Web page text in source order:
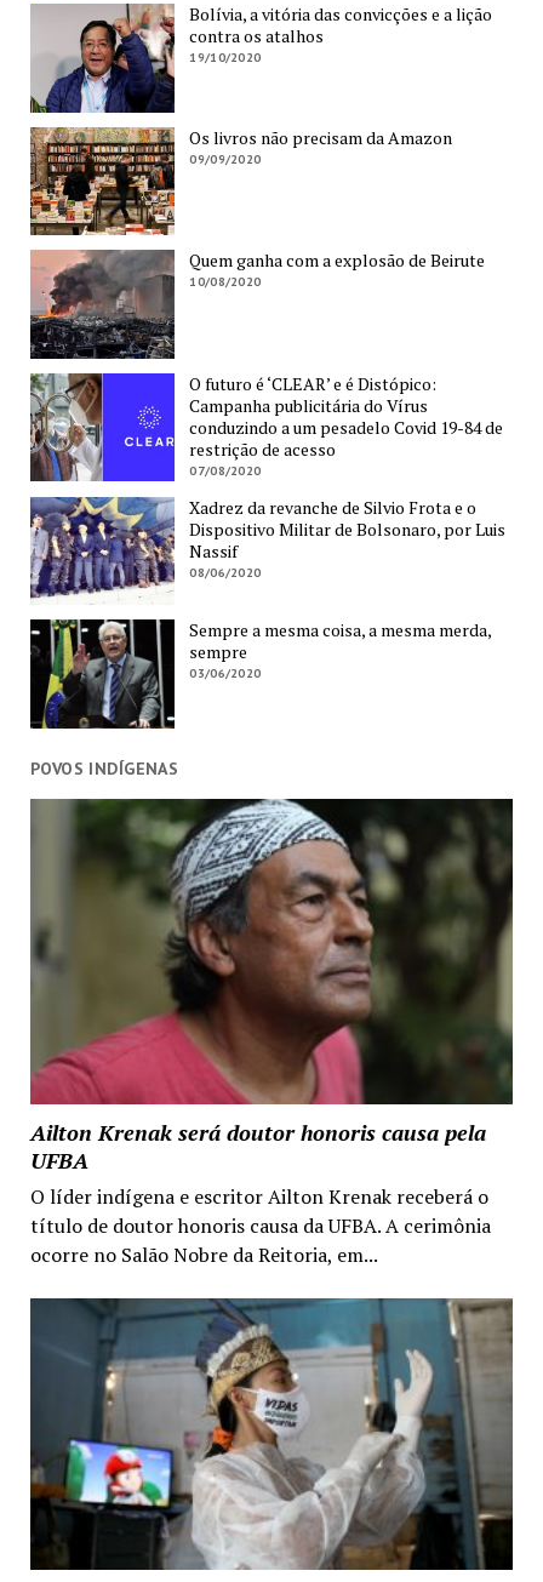
Bolívia, a vitória das convicções e a lição
contra os atalhos
19/10/2020
Os livros não precisam da Amazon
09/09/2020
Quem ganha com a explosão de Beirute
10/08/2020
O futuro é ‘CLEAR’ e é Distópico:
Campanha publicitária do Vírus
conduzindo a um pesadelo Covid 19-84 de
restrição de acesso
07/08/2020
Xadrez da revanche de Silvio Frota e o
Dispositivo Militar de Bolsonaro, por Luis
Nassif
08/06/2020
Sempre a mesma coisa, a mesma merda,
sempre
03/06/2020
POVOS INDÍGENAS
Ailton Krenak será doutor honoris causa pela
UFBA
O líder indígena e escritor Ailton Krenak receberá o
título de doutor honoris causa da UFBA. A cerimônia
ocorre no Salão Nobre da Reitoria, em...